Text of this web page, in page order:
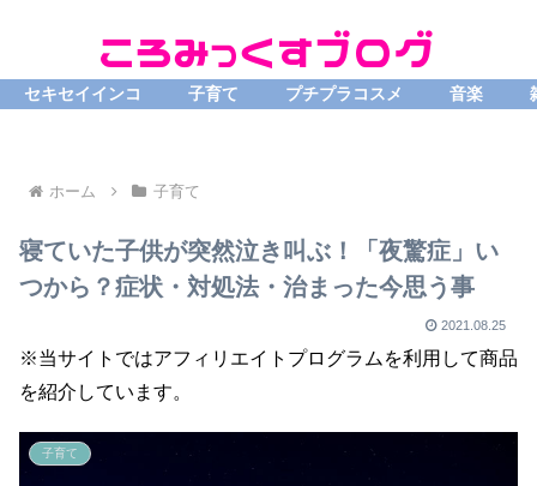
セキセイインコ 子育て プチプラコスメ 音楽
ホーム 子育て
寝ていた子供が突然泣き叫ぶ！「夜驚症」い
つから？症状・対処法・治まった今思う事
2021.08.25
※当サイトではアフィリエイトプログラムを利用して商品
を紹介しています。
子育て